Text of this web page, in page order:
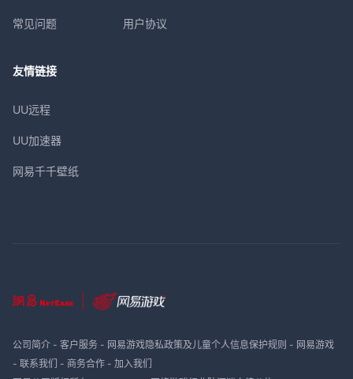
常见问题 用户协议
友情链接
UU远程
UU加速器
网易千千壁纸
公司简介- 客户服务- 网易游戏隐私政策及儿童个人信息保护规则 - 网易游戏
- 联系我们 - 商务合作- 加入我们